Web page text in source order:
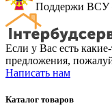
Поддержи ВСУ
Если у Вас есть
предложения,
Написать нам
Каталог товаров